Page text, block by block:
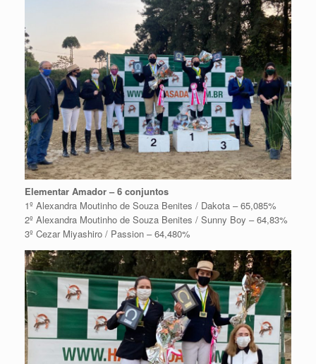
Elementar Amador – 6 conjuntos
1º Alexandra Moutinho de Souza Benites / Dakota – 65,085%
2º Alexandra Moutinho de Souza Benites / Sunny Boy – 64,83%
3º Cezar Miyashiro / Passion – 64,480%